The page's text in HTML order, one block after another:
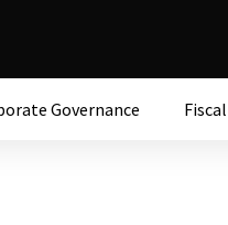
Governance Fiscal